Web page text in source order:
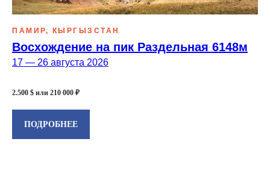
ПАМИР, КЫРГЫЗСТАН
Восхождение на пик Раздельная 6148м
17 — 26 августа 2026
2.500 $ или 210 000 ₽
ПОДРОБНЕЕ